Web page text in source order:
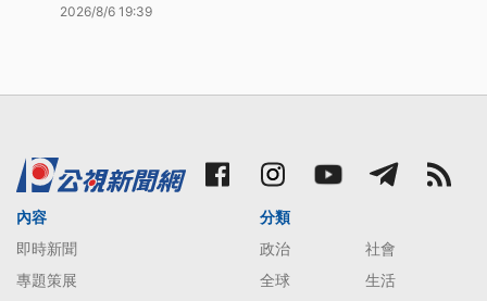
2026/8/6 19:39
內容
即時新聞
專題策展
分類
政治
社會
全球
生活